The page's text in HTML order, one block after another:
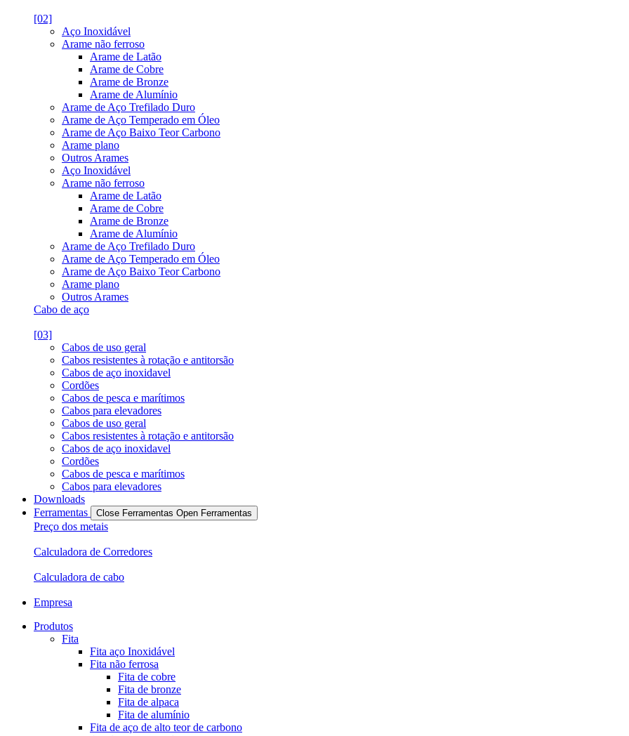
[02]
Aço Inoxidável
Arame não ferroso
Arame de Latão
Arame de Cobre
Arame de Bronze
Arame de Alumínio
Arame de Aço Trefilado Duro
Arame de Aço Temperado em Óleo
Arame de Aço Baixo Teor Carbono
Arame plano
Outros Arames
Aço Inoxidável
Arame não ferroso
Arame de Latão
Arame de Cobre
Arame de Bronze
Arame de Alumínio
Arame de Aço Trefilado Duro
Arame de Aço Temperado em Óleo
Arame de Aço Baixo Teor Carbono
Arame plano
Outros Arames
Cabo de aço
[03]
Cabos de uso geral
Cabos resistentes à rotação e antitorsão
Cabos de aço inoxidavel
Cordões
Cabos de pesca e marítimos
Cabos para elevadores
Cabos de uso geral
Cabos resistentes à rotação e antitorsão
Cabos de aço inoxidavel
Cordões
Cabos de pesca e marítimos
Cabos para elevadores
Downloads
Ferramentas
Close Ferramentas Open Ferramentas
Preço dos metais
Calculadora de Corredores
Calculadora de cabo
Empresa
Produtos
Fita
Fita aço Inoxidável
Fita não ferrosa
Fita de cobre
Fita de bronze
Fita de alpaca
Fita de alumínio
Fita de aço de alto teor de carbono